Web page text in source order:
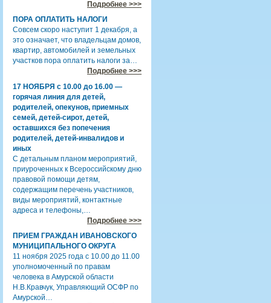
Подробнее >>>
ПОРА ОПЛАТИТЬ НАЛОГИ
Совсем скоро наступит 1 декабря, а
это означает, что владельцам домов,
квартир, автомобилей и земельных
участков пора оплатить налоги за…
Подробнее >>>
17 НОЯБРЯ с 10.00 до 16.00 —
горячая линия для детей,
родителей, опекунов, приемных
семей, детей-сирот, детей,
оставшихся без попечения
родителей, детей-инвалидов и
иных
С детальным планом мероприятий,
приуроченных к Всероссийскому дню
правовой помощи детям,
содержащим перечень участников,
виды мероприятий, контактные
адреса и телефоны,…
Подробнее >>>
ПРИЕМ ГРАЖДАН ИВАНОВСКОГО
МУНИЦИПАЛЬНОГО ОКРУГА
11 ноября 2025 года с 10.00 до 11.00
уполномоченный по правам
человека в Амурской области
Н.В.Кравчук, Управляющий ОСФР по
Амурской…